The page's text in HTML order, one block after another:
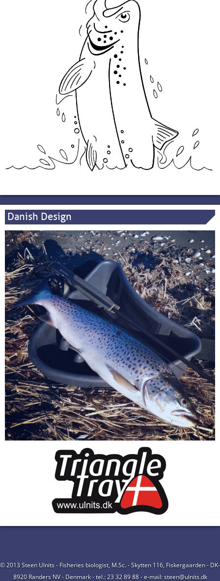
Danish Design
© 2013 Steen Ulnits - Fisheries biologist, M.Sc. - Skytten 116, Fiskergaarden - DK-
8920 Randers NV - Denmark - tel.: 23 32 89 88 - e-mail: steen@ulnits.dk